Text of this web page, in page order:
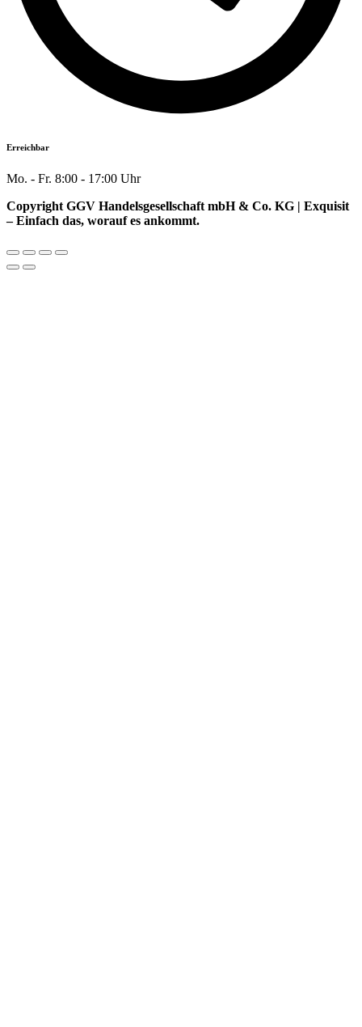
Erreichbar
Mo. - Fr. 8:00 - 17:00 Uhr
Copyright GGV Handelsgesellschaft mbH & Co. KG | Exquisit
– Einfach das, worauf es ankommt.